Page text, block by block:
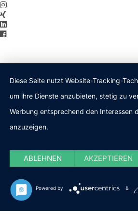
Diese Seite nutzt Website-Tracking-
um ihre Dienste anzubieten, stetig zu
Werbung entsprechend den Interessen
anzuzeigen.
ABLEHNEN AKZEPTIEREN
Powered by &